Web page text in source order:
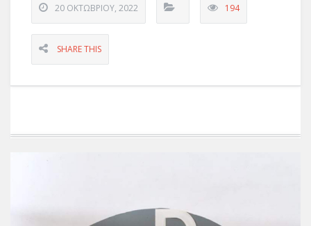
20 ΟΚΤΩΒΡΊΟΥ, 2022 194
SHARE THIS